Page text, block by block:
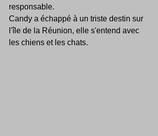
responsable.
Candy a échappé à un triste destin sur
l'île de la Réunion, elle s'entend avec
les chiens et les chats.